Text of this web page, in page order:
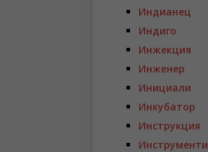
Индианец
Индиго
Инжекция
Инженер
Инициали
Инкубатор
Инструкция
Инструменти